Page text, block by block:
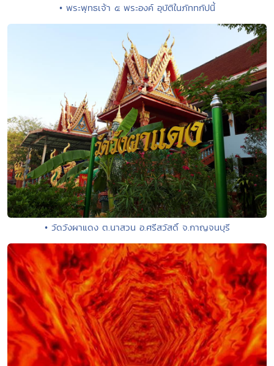
• พระพุทธเจ้า ๕ พระองค์ อุบัติในภัททกัปนี้
• วัดวังผาแดง ต.นาสวน อ.ศรีสวัสดิ์ จ.กาญจนบุรี